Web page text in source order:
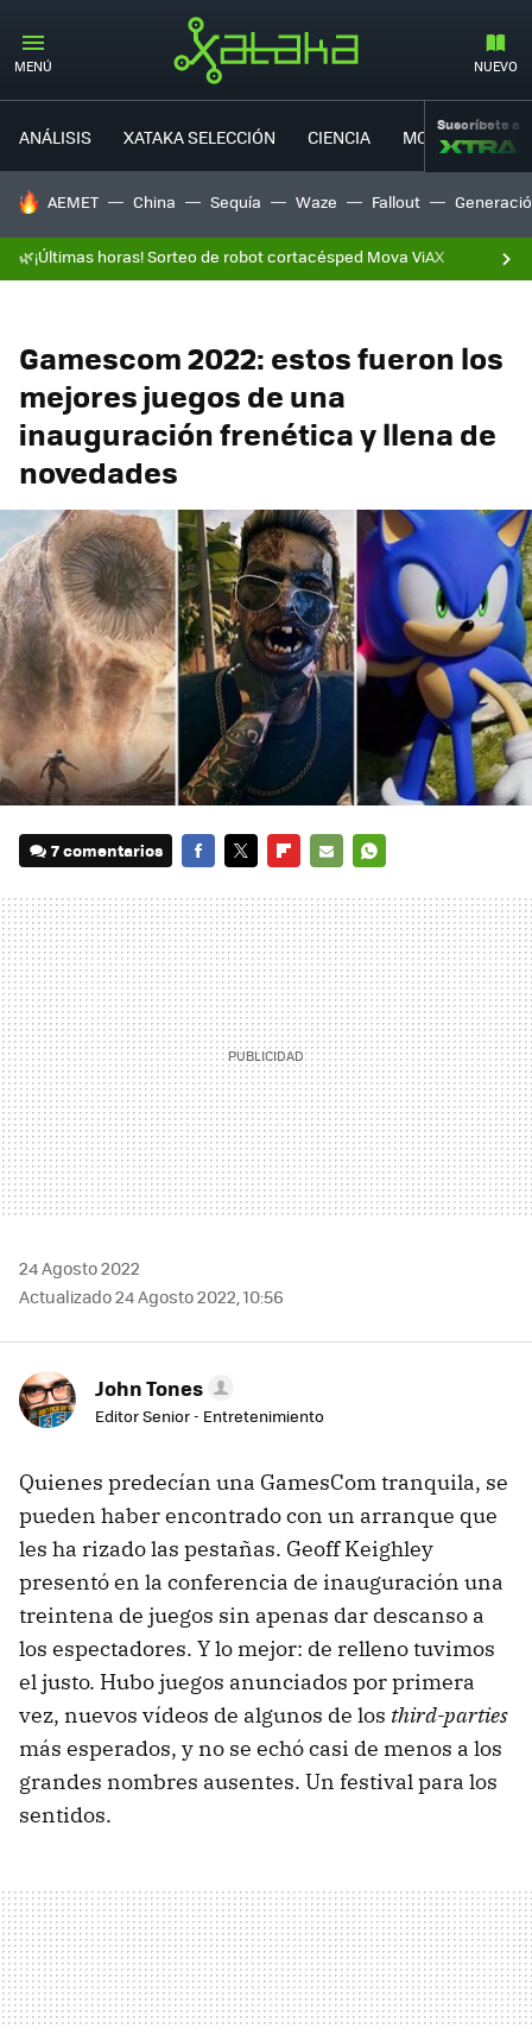
MENÚ NUEVO
ANÁLISIS XATAKA SELECCIÓN CIENCIA MOVILIDAD
Suscríbete a
HOY SE HABLA DE
AEMET China Sequía Waze Fallout
🌿¡Últimas horas! Sorteo de robot cortacésped Mova ViAX
Gamescom 2022: estos fueron los
mejores juegos de una
inauguración frenética y llena de
novedades
7 comentarios
MAIL
24 Agosto 2022
Actualizado 24 Agosto 2022, 10:56
John Tones
Editor Senior - Entretenimiento
Quienes predecían una GamesCom tranquila, se
pueden haber encontrado con un arranque que
les ha rizado las pestañas. Geoff Keighley
presentó en la conferencia de inauguración una
treintena de juegos sin apenas dar descanso a
los espectadores. Y lo mejor: de relleno tuvimos
el justo. Hubo juegos anunciados por primera
vez, nuevos vídeos de algunos de los third-parties
más esperados, y no se echó casi de menos a los
grandes nombres ausentes. Un festival para los
sentidos.